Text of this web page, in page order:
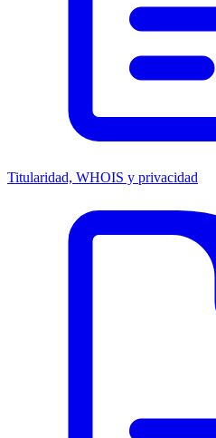
Titularidad, WHOIS y privacidad